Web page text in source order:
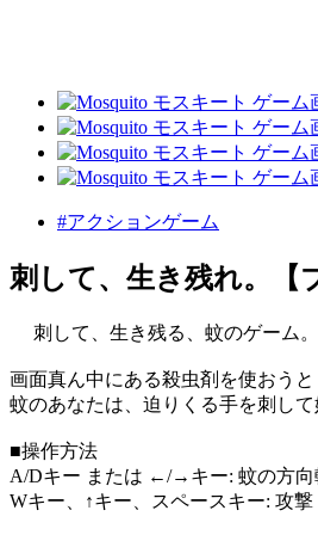
#アクションゲーム
刺して、生き残れ。【
刺して、生き残る、蚊のゲーム。
画面真ん中にある殺虫剤を使おう
蚊のあなたは、迫りくる手を刺して
■操作方法
A/Dキー または ←/→キー: 蚊の方向
Wキー、↑キー、スペースキー: 攻撃